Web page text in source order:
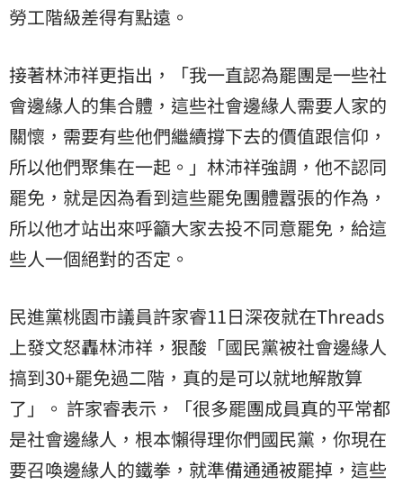
勞工階級差得有點遠。
接著林沛祥更指出，「我一直認為罷團是一些社
會邊緣人的集合體，這些社會邊緣人需要人家的
關懷，需要有些他們繼續撐下去的價值跟信仰，
所以他們聚集在一起。」林沛祥強調，他不認同
罷免，就是因為看到這些罷免團體囂張的作為，
所以他才站出來呼籲大家去投不同意罷免，給這
些人一個絕對的否定。
民進黨桃園市議員許家睿11日深夜就在Threads
上發文怒轟林沛祥，狠酸「國民黨被社會邊緣人
搞到30+罷免過二階，真的是可以就地解散算
了」。 許家睿表示，「很多罷團成員真的平常都
是社會邊緣人，根本懶得理你們國民黨，你現在
要召喚邊緣人的鐵拳，就準備通通被罷掉，這些